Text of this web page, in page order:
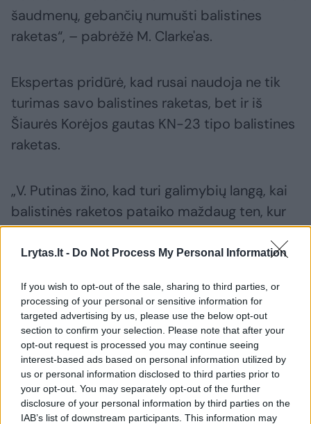
Lrytas.lt - Do Not Process My Personal Information
If you wish to opt-out of the sale, sharing to third parties, or
processing of your personal or sensitive information for
targeted advertising by us, please use the below opt-out
section to confirm your selection. Please note that after your
opt-out request is processed you may continue seeing
interest-based ads based on personal information utilized by
us or personal information disclosed to third parties prior to
your opt-out. You may separately opt-out of the further
disclosure of your personal information by third parties on the
IAB’s list of downstream participants. This information may
šaudmenų, gebančių numušti balistines
raketas“, – pabrėžė M. Clarke'as.
Ekspertas pridūrė, kad rusai naudoja ne tik
turimas savo balistines raketas, bet ir iš
Šiaurės Korėjos gautas KN-23 tipo balistines
raketas.
„V. Putinas žino, kad turi galimybių langą, kai
balistinės raketos pataiko maždaug ten, kur
nutaikytos, o ukrainiečiai su tuo mažai ką gali
padaryti.
Susiję straipsniai